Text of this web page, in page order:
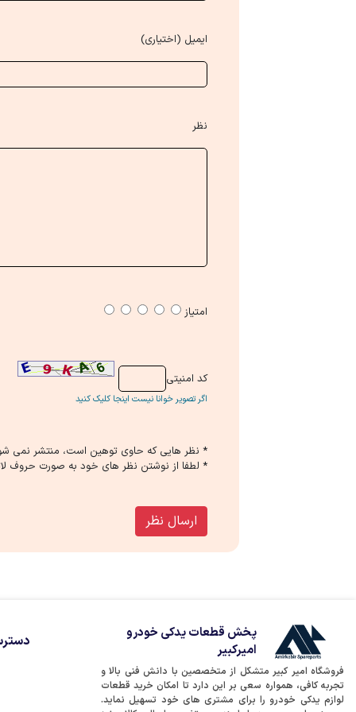
ایمیل (اختیاری)
نظر
امتیاز
كد امنیتی
اگر تصویر خوانا نیست اینجا کلیک کنید
* نظر هایی كه حاوی توهین است، منتشر نمی
* لطفا از نوشتن نظر های خود به صورت حروف
ارسال نظر
پخش قطعات یدکی خودرو
امیرکبیر
فروشگاه امیر کبیر متشکل از متخصصین با دانش فنی بالا و
تجربه کافی، همواره سعی بر این دارد تا امکان خرید قطعات
لوازم یدکی خودرو را برای مشتری های خود تسهیل نماید.